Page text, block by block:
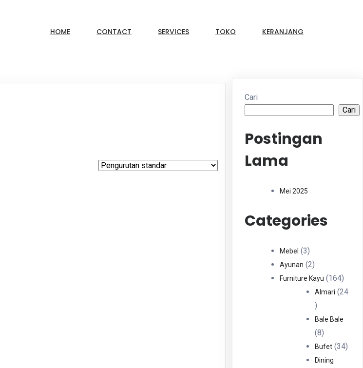
HOME CONTACT SERVICES TOKO KERANJANG
Cari
Cari
Postingan
Lama
Mei 2025
Categories
Mebel 33
Produk
Ayunan 22
Produk
Furniture Kayu 164164
Almari
24
24
Produk
Bale Bale
88
Produk
Bufet 3434
Dining